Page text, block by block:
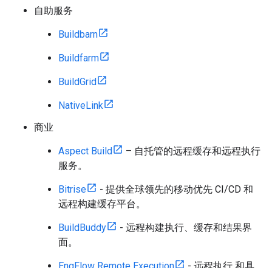
自助服务
Buildbarn
Buildfarm
BuildGrid
NativeLink
商业
Aspect Build
– 自托管的远程缓存和远程执行
服务。
Bitrise
- 提供全球领先的移动优先 CI/CD 和
远程构建缓存平台。
BuildBuddy
- 远程构建执行、缓存和结果界
面。